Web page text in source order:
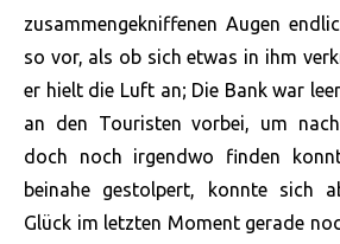
zusammengekniffenen Augen
so vor, als ob sich etwas in ihm
er hielt die Luft an; Die Bank war
an den Touristen vorbei, um
doch noch irgendwo finden
beinahe gestolpert, konnte sich
Glück im letzten Moment gerade